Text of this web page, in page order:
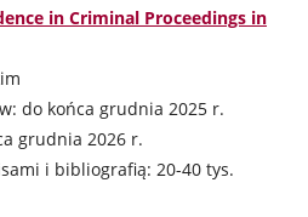
in Criminal Proceedings in
do końca grudnia 2025 r.
grudnia 2026 r.
i bibliografią: 20-40 tys.